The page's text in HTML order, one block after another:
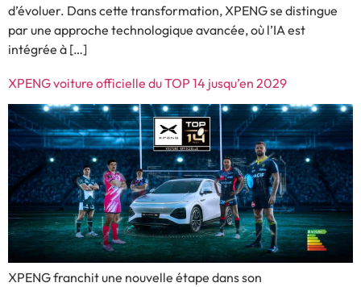
d’évoluer. Dans cette transformation, XPENG se distingue
par une approche technologique avancée, où l’IA est
intégrée à […]
XPENG voiture officielle du TOP 14 jusqu’en 2029
XPENG franchit une nouvelle étape dans son